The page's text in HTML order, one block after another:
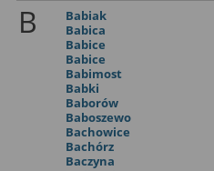
B
Babiak
Babica
Babice
Babice
Babimost
Babki
Baborów
Baboszewo
Bachowice
Bachórz
Baczyna